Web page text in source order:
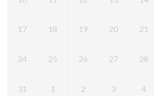
17 18 19 20 21
24 25 26 27 28
31 1 2 3 4